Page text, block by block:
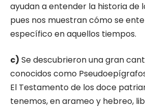
ayudan a entender la historia de
pues nos muestran cómo se
específico en aquellos tiempos.
c) Se descubrieron una gran
conocidos como
El Testamento de los doce
tenemos, en arameo y hebreo,